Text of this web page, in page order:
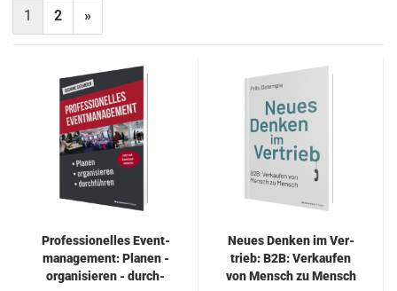
1 2 »
Pro­fes­sio­nel­les Event­
ma­nage­ment: Pla­nen -
or­ga­ni­sie­ren - durch­
Neues Den­ken im Ver­
trieb: B2B: Ver­kau­fen
von Mensch zu Mensch